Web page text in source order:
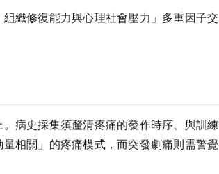
織修復能力與心理社會壓力」多重因子交
病史採集須釐清疼痛的發作時序、與訓練
相關」的疼痛模式，而突發劇痛則需警覺